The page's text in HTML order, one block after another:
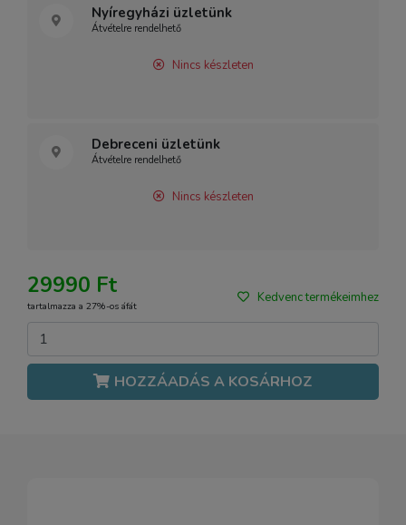
Nyíregyházi üzletünk
Átvételre rendelhető
Nincs készleten
Debreceni üzletünk
Átvételre rendelhető
Nincs készleten
29990 Ft
tartalmazza a 27%-os áfát
Kedvenc termékeimhez
HOZZÁADÁS A KOSÁRHOZ